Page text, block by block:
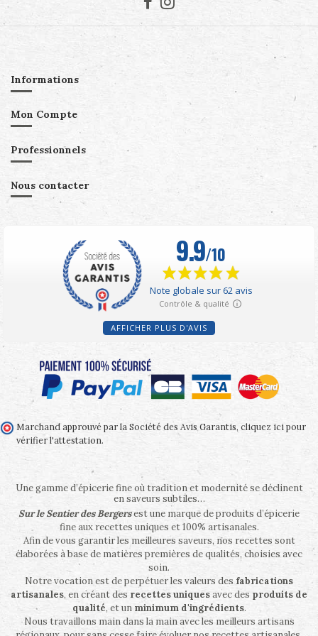
Informations
Mon Compte
Professionnels
Nous contacter
AFFICHER PLUS D'AVIS
Marchand approuvé par la Société des Avis Garantis, cliquez ici pour
vérifier l'attestation.
Une gamme d’épicerie fine où tradition et modernité se déclinent
en saveurs subtiles…
Sur le Sentier des Bergersest une marque de produits d’épicerie
fine aux recettes uniques et 100% artisanales.
Afin de vous garantir les meilleures saveurs, nos recettes sont
élaborées à base de matières premières de qualités, choisies avec
soin.
Notre vocation est de perpétuer les valeurs des fabrications
artisanales, en créant des recettes uniquesavec des produits de
qualité, et un minimum d'ingrédients.
Nous travaillons main dans la main avec les meilleurs artisans